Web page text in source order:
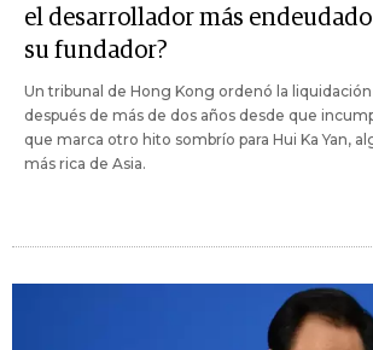
el desarrollador más
su fundador?
Un tribunal de Hong Kong ordenó la
después de más de dos años desde que
que marca otro hito sombrío para Hui Ka Yan,
más rica de Asia.